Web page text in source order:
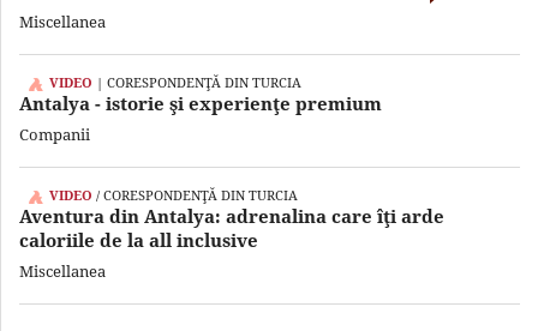
Miscellanea
VIDEO | CORESPONDENŢĂ DIN TURCIA
Antalya - istorie şi experienţe premium
Companii
VIDEO / CORESPONDENŢĂ DIN TURCIA
Aventura din Antalya: adrenalina care îţi arde
caloriile de la all inclusive
Miscellanea